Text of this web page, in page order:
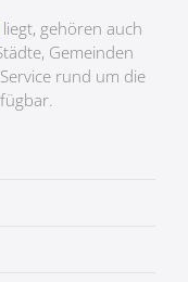
liegt, gehören auch
Gemeinden
rund um die